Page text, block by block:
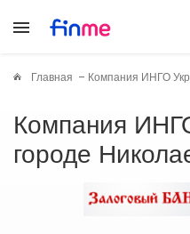
Главная Компания ИНГО
Компания ИНГО Украина в
городе